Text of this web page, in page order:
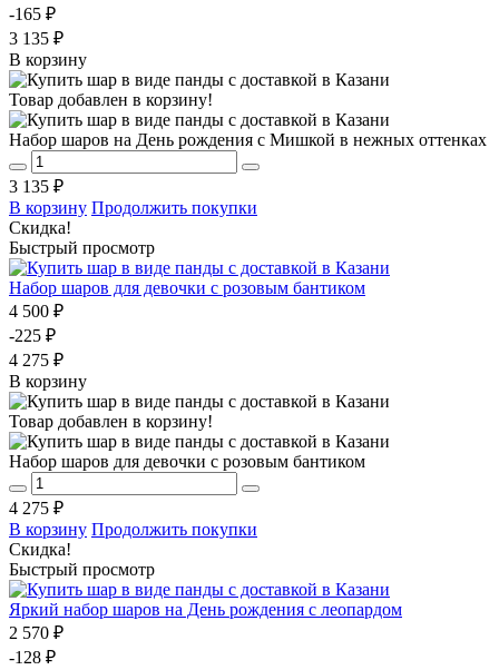
-165 ₽
3 135 ₽
В корзину
Товар добавлен в корзину!
Набор шаров на День рождения с Мишкой в нежных оттенках
3 135 ₽
В корзину Продолжить покупки
Скидка!
Быстрый просмотр
Набор шаров для девочки с розовым бантиком
4 500 ₽
-225 ₽
4 275 ₽
В корзину
Товар добавлен в корзину!
Набор шаров для девочки с розовым бантиком
4 275 ₽
В корзину Продолжить покупки
Скидка!
Быстрый просмотр
Яркий набор шаров на День рождения с леопардом
2 570 ₽
-128 ₽